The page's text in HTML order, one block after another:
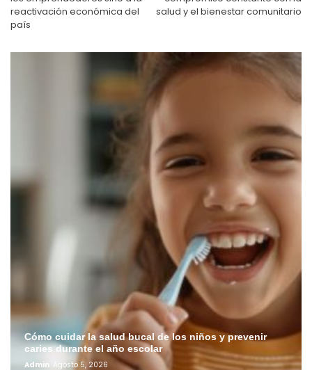
reactivación económica del
país
salud y el bienestar comunitario
Cómo cuidar la salud bucal de los niños y prevenir
caries durante el año escolar
Admin Agosto 5, 2026